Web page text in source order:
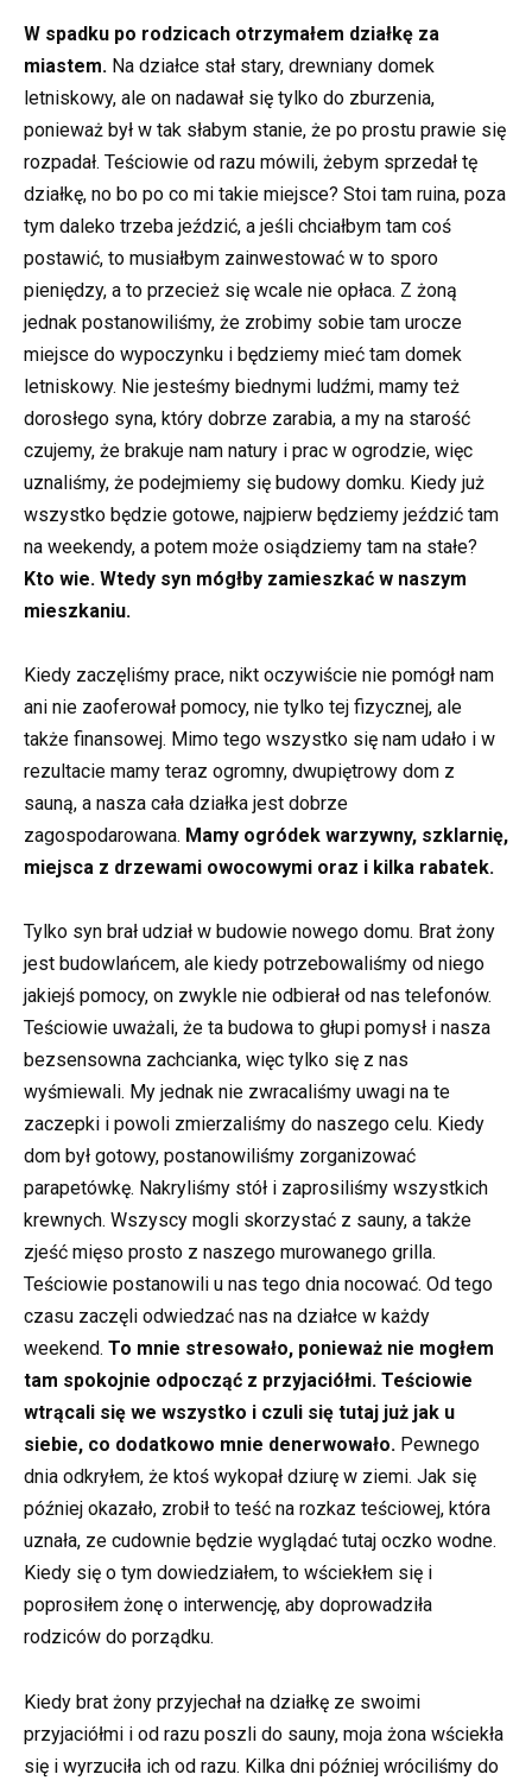
W spadku po rodzicach otrzymałem działkę za
miastem. Na działce stał stary, drewniany domek
letniskowy, ale on nadawał się tylko do zburzenia,
ponieważ był w tak słabym stanie, że po prostu prawie się
rozpadał. Teściowie od razu mówili, żebym sprzedał tę
działkę, no bo po co mi takie miejsce? Stoi tam ruina, poza
tym daleko trzeba jeździć, a jeśli chciałbym tam coś
postawić, to musiałbym zainwestować w to sporo
pieniędzy, a to przecież się wcale nie opłaca. Z żoną
jednak postanowiliśmy, że zrobimy sobie tam urocze
miejsce do wypoczynku i będziemy mieć tam domek
letniskowy. Nie jesteśmy biednymi ludźmi, mamy też
dorosłego syna, który dobrze zarabia, a my na starość
czujemy, że brakuje nam natury i prac w ogrodzie, więc
uznaliśmy, że podejmiemy się budowy domku. Kiedy już
wszystko będzie gotowe, najpierw będziemy jeździć tam
na weekendy, a potem może osiądziemy tam na stałe?
Kto wie. Wtedy syn mógłby zamieszkać w naszym
mieszkaniu.
Kiedy zaczęliśmy prace, nikt oczywiście nie pomógł nam
ani nie zaoferował pomocy, nie tylko tej fizycznej, ale
także finansowej. Mimo tego wszystko się nam udało i w
rezultacie mamy teraz ogromny, dwupiętrowy dom z
sauną, a nasza cała działka jest dobrze
zagospodarowana. Mamy ogródek warzywny, szklarnię,
miejsca z drzewami owocowymi oraz i kilka rabatek.
Tylko syn brał udział w budowie nowego domu. Brat żony
jest budowlańcem, ale kiedy potrzebowaliśmy od niego
jakiejś pomocy, on zwykle nie odbierał od nas telefonów.
Teściowie uważali, że ta budowa to głupi pomysł i nasza
bezsensowna zachcianka, więc tylko się z nas
wyśmiewali. My jednak nie zwracaliśmy uwagi na te
zaczepki i powoli zmierzaliśmy do naszego celu. Kiedy
dom był gotowy, postanowiliśmy zorganizować
parapetówkę. Nakryliśmy stół i zaprosiliśmy wszystkich
krewnych. Wszyscy mogli skorzystać z sauny, a także
zjeść mięso prosto z naszego murowanego grilla.
Teściowie postanowili u nas tego dnia nocować. Od tego
czasu zaczęli odwiedzać nas na działce w każdy
weekend. To mnie stresowało, ponieważ nie mogłem
tam spokojnie odpocząć z przyjaciółmi. Teściowie
wtrącali się we wszystko i czuli się tutaj już jak u
siebie, co dodatkowo mnie denerwowało. Pewnego
dnia odkryłem, że ktoś wykopał dziurę w ziemi. Jak się
później okazało, zrobił to teść na rozkaz teściowej, która
uznała, ze cudownie będzie wyglądać tutaj oczko wodne.
Kiedy się o tym dowiedziałem, to wściekłem się i
poprosiłem żonę o interwencję, aby doprowadziła
rodziców do porządku.
Kiedy brat żony przyjechał na działkę ze swoimi
przyjaciółmi i od razu poszli do sauny, moja żona wściekła
się i wyrzuciła ich od razu. Kilka dni później wróciliśmy do